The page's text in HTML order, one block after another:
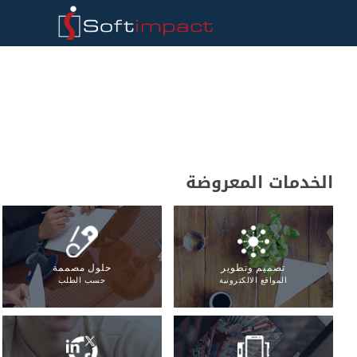
الخدمات المعروضة
تصميم وتطوير
المواقع الالكترونية
حلول مصممة
حسب الطلب